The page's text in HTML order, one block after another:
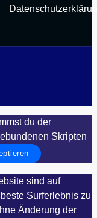
du der
Skripten
sind auf
Surferlebnis zu
Änderung der